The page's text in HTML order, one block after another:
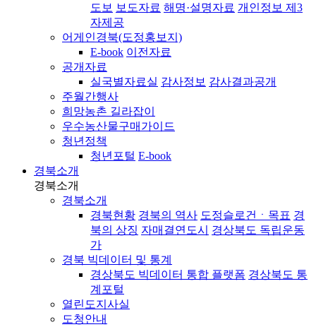
도보 보도자료 해명·설명자료 개인정보 제3
자제공
어게인경북(도정홍보지)
E-book 이전자료
공개자료
실국별자료실 감사정보 감사결과공개
주월간행사
희망농촌 길라잡이
우수농산물구매가이드
청년정책
청년포털 E-book
경북소개
경북소개
경북소개
경북현황 경북의 역사 도정슬로건ㆍ목표 경
북의 상징 자매결연도시
경상북도 독립운동
가
경북 빅데이터 및 통계
경상북도 빅데이터 통합 플랫폼 경상북도 통
계포털
열린도지사실
도청안내